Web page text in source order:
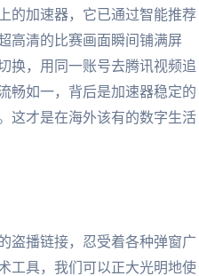
的加速器，它已通过智能推荐
高清的比赛画面瞬间铺满屏
换，用同一账号去腾讯视频追
畅如一，背后是加速器稳定的
这才是在海外该有的数字生活
盗播链接，忍受着各种弹窗广
工具，我们可以正大光明地使